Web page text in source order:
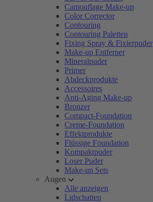
Camouflage Make-up
Color Corrector
Contouring
Contouring Paletten
Fixing Spray & Fixierpuder
Make-up Entferner
Mineralpuder
Primer
Abdeckprodukte
Accessoires
Anti-Aging Make-up
Bronzer
Compact-Foundation
Creme-Foundation
Effektprodukte
Flüssige Foundation
Kompaktpuder
Loser Puder
Make-up Sets
Augen
Alle anzeigen
Lidschatten